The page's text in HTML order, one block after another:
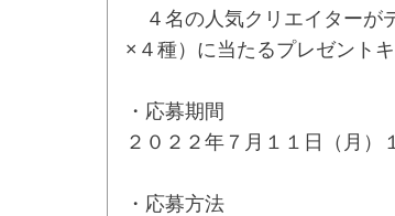
４名の人気クリエイターが
×４種）に当たるプレゼント
・応募期間
２０２２年７月１１日（月
・応募方法